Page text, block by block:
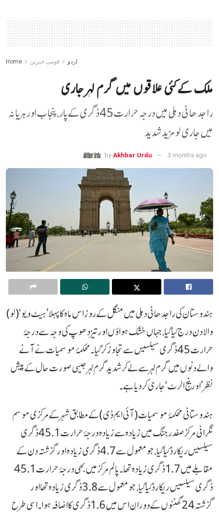
Home اردو قومی خبریں
ملک کے کئی علاقوں میں گرم لہر جاری
راجدھانی دہلی میں درجہ حرارت 45 ڈگری کے پار، پنجاب اور ہریانہ
میں جاری لو مزید شدید
by Akhbar Urdu 3 months ago
ہندوستان کی راجدھانی دہلی میں منگل کے روز اس ماہ کا پہلا ’ہیٹ ویو‘ (لو)
والا دن درج کیا گیا، جہاں خشک ہواؤں اور تیز دھوپ کی وجہ سے درجۂ
حرارت 45 ڈگری سیلسیس سے تجاوز کر گیا۔ محکمۂ موسمیات نے آنے
والے دنوں میں گرم لہر سے لے کر شدید گرم لہر جیسی صورت حال کے پیش
نظر ’اورینج الرٹ‘ جاری کر دیا ہے۔
ہندوستانی محکمۂ موسمیات (آئی ایم ڈی) کے مطابق شہر کے مرکزی موسم
نگرانی مرکز صفدر جنگ میں زیادہ سے زیادہ درجۂ حرارت 45.1 ڈگری
سیلسیس ریکارڈ کیا گیا، جو معمول سے 4.7 ڈگری زیادہ اور گزشتہ دن کے
مقابلے میں 1.7 ڈگری زیادہ تھا۔ پالم مرکز میں بھی درجۂ حرارت 45.1
ڈگری سیلسیس ریکارڈ کیا گیا، جو معمول سے 3.8 ڈگری زیادہ تھا اور
گزشتہ 24 گھنٹوں کے دوران اس میں 1.6 ڈگری کا اضافہ ہوا۔ اسی طرح